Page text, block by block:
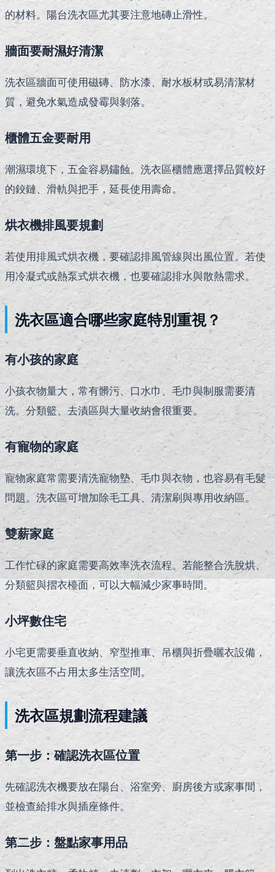
的材料。陽台洗衣區尤其要注意地磚止滑性。
牆面要耐濕好清潔
洗衣區牆面可使用磁磚、防水漆、耐水板材或易清潔材
質，避免水氣造成發霉與剝落。
櫃體五金要耐用
潮濕環境下，五金容易鏽蝕。洗衣區櫃體應選擇品質較好
的鉸鏈、滑軌與把手，延長使用壽命。
烘衣機排風要規劃
若使用排風式烘衣機，要確認排風管線與出風位置。若使
用冷凝式或熱泵式烘衣機，也要確認排水與散熱需求。
洗衣區適合哪些家庭特別重視？
有小孩的家庭
小孩衣物量大，常有髒污、口水巾、毛巾與制服需要清
洗。分類籃、去漬區與大量收納會很重要。
有寵物的家庭
寵物家庭常需要清洗寵物墊、毛巾與衣物，也容易有毛髮
問題。洗衣區可增加除毛工具、清潔刷與專用收納區。
雙薪家庭
工作忙碌的家庭需要高效率洗衣流程。若能整合洗脫烘、
分類籃與摺衣檯面，可以大幅減少家事時間。
小坪數住宅
小宅更需要垂直收納、窄型推車、吊櫃與折疊曬衣設備，
讓洗衣區不占用太多生活空間。
洗衣區規劃流程建議
第一步：確認洗衣區位置
先確認洗衣機要放在陽台、浴室旁、廚房後方或家事間，
並檢查給排水與插座條件。
第二步：盤點家事用品